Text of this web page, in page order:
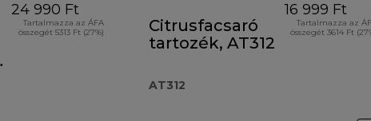
24 990 Ft
Tartalmazza az ÁFA
összegét 5313 Ft (27%)
Citrusfacsaró
tartozék, AT312
AT312
16 999 Ft
Tartalmazza az
összegét 3614 Ft